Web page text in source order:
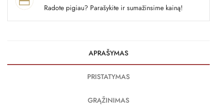
Radote pigiau? Parašykite ir sumažinsime kainą!
APRAŠYMAS
PRISTATYMAS
GRĄŽINIMAS